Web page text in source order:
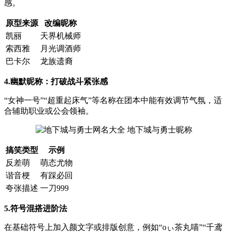
感。
原型来源
改编昵称
凯丽
天界机械师
索西雅
月光调酒师
巴卡尔
龙族遗裔
4.幽默昵称：打破战斗紧张感
“女神一号”“超重起床气”等名称在团本中能有效调节气氛，适
合辅助职业或公会领袖。
搞笑类型
示例
反差萌
萌态尤物
谐音梗
有踩必回
夸张描述 一刀999
5.符号混搭进阶法
在基础符号上加入颜文字或排版创意，例如“oぃ茶丸喵”“千鸢